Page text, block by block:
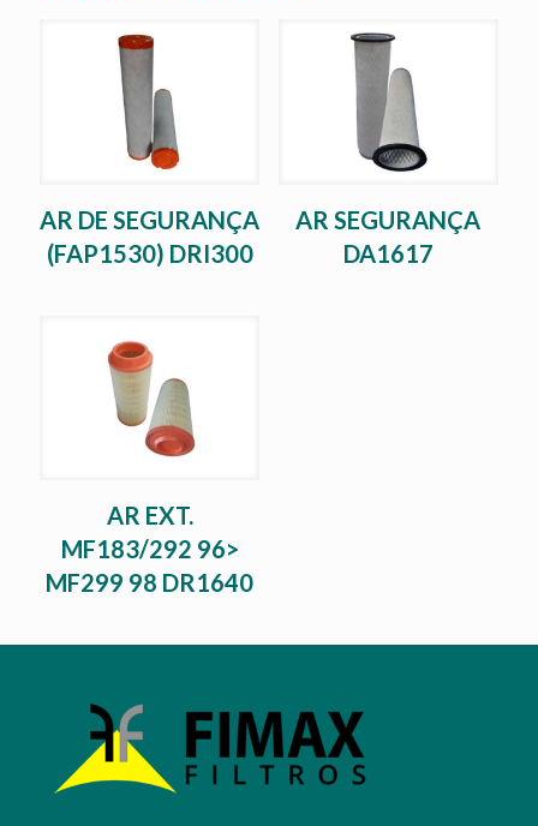
AR DE SEGURANÇA
(FAP1530) DRI300
AR SEGURANÇA
DA1617
AR EXT.
MF183/292 96>
MF299 98 DR1640